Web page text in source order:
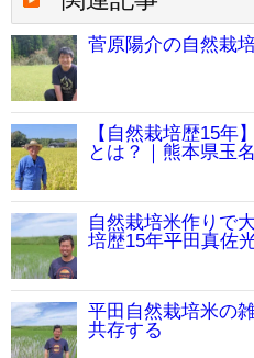
菅原陽介の自然栽
【自然栽培歴15年
とは？｜熊本県玉
自然栽培米作りで
培歴15年平田真佐
平田自然栽培米の
共存する